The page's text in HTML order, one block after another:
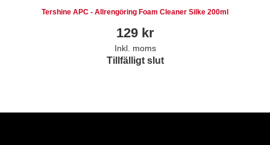
Tershine APC - Allrengöring Foam Cleaner Silke 200ml
129kr
Inkl. moms
Tillfälligt slut